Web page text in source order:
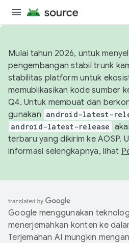
Mulai tahun 2026, untuk
pengembangan stabil trunk
stabilitas platform untuk
memublikasikan kode sumber
Q4. Untuk membuat dan
gunakan android-latest-
android-latest-release
terbaru yang dikirim ke AOSP.
informasi selengkapnya, lihat
Google menggunakan
menerjemahkan konten ke
Terjemahan AI mungkin